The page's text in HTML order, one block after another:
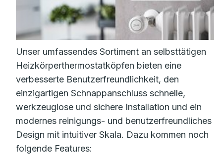
Unser umfassendes Sortiment an selbsttätigen
Heizkörperthermostatköpfen bieten eine
verbesserte Benutzerfreundlichkeit, den
einzigartigen Schnappanschluss schnelle,
werkzeuglose und sichere Installation und ein
modernes reinigungs- und benutzerfreundliches
Design mit intuitiver Skala. Dazu kommen noch
folgende Features: